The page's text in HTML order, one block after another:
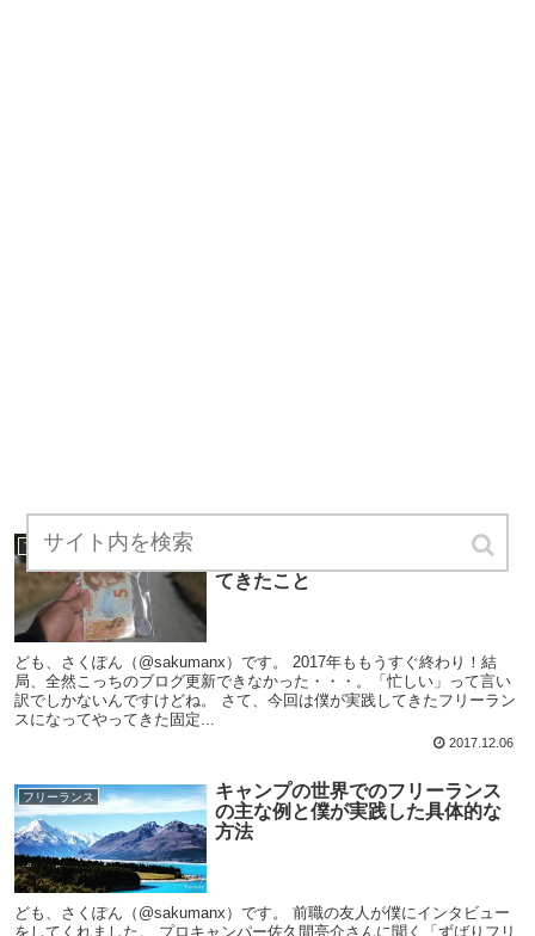
フリーランス
【固定費、コストもろもろ断捨離
編】フリーランスとして僕がやっ
てきたこと
ども、さくぽん（@sakumanx）です。 2017年ももうすぐ終わり！結
局、全然こっちのブログ更新できなかった・・・。「忙しい」って言い
訳でしかないんですけどね。 さて、今回は僕が実践してきたフリーラン
スになってやってきた固定...
2017.12.06
フリーランス
キャンプの世界でのフリーランス
の主な例と僕が実践した具体的な
方法
ども、さくぽん（@sakumanx）です。 前職の友人が僕にインタビュー
をしてくれました。 プロキャンパー佐久間亮介さんに聞く「ずばりフリ